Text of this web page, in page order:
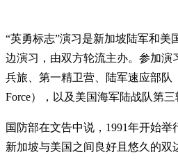
“英勇标志”演习是新加坡陆军和美
边演习，由双方轮流主办。参加演
兵旅、第一精卫营、陆军速应部队
Force），以及美国海军陆战队第三
国防部在文告中说，1991年开始举
新加坡与美国之间良好且悠久的双